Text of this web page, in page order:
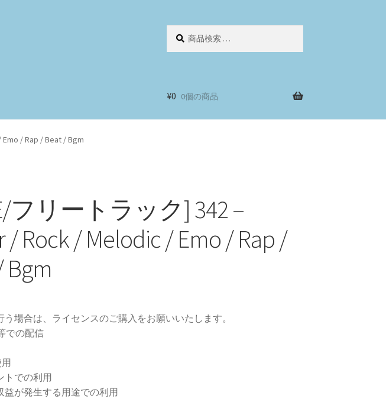
¥0 0個の商品
/ Rap / Beat / Bgm
フリートラック] 342 –
/ Rock / Melodic / Emo / Rap /
Bgm
う場合は、ライセンスのご購入をお願いいたします。
での配信
トでの利用
益が発生する用途での利用